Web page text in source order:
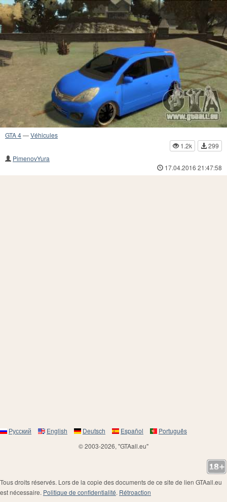
GTA 4—Véhicules
1.2k
299
PimenovYura
17.04.2016 21:47:58
Русский English Deutsch Español
Português
© 2003-2026, "GTAall.eu"
Tous droits réservés. Lors de la copie des documents de ce site de lien GTAall.eu
est nécessaire. Politique de confidentialité. Rétroaction